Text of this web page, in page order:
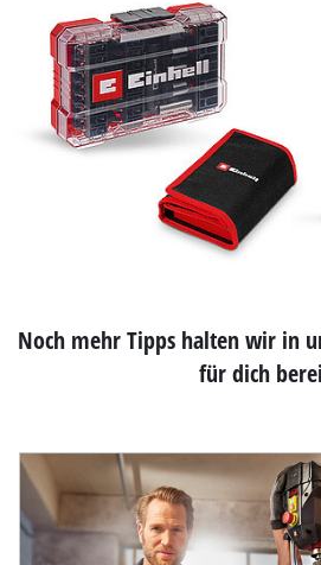
Noch mehr Tipps halten wir in
für dich